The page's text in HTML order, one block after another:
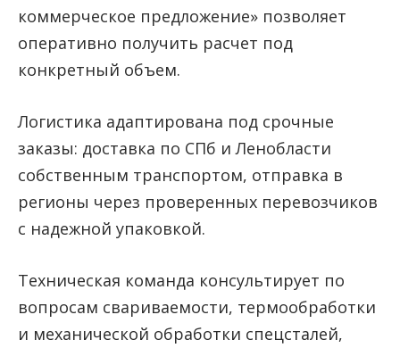
коммерческое предложение» позволяет
оперативно получить расчет под
конкретный объем.
Логистика адаптирована под срочные
заказы: доставка по СПб и Ленобласти
собственным транспортом, отправка в
регионы через проверенных перевозчиков
с надежной упаковкой.
Техническая команда консультирует по
вопросам свариваемости, термообработки
и механической обработки спецсталей,